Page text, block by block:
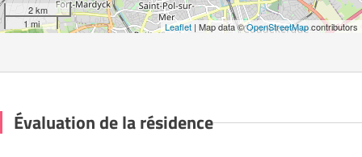
2 km
1 mi
Leaflet | Map data ©OpenStreetMapcontributors
Évaluation de la résidence